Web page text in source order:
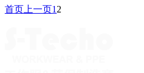
首页 上一页1 2